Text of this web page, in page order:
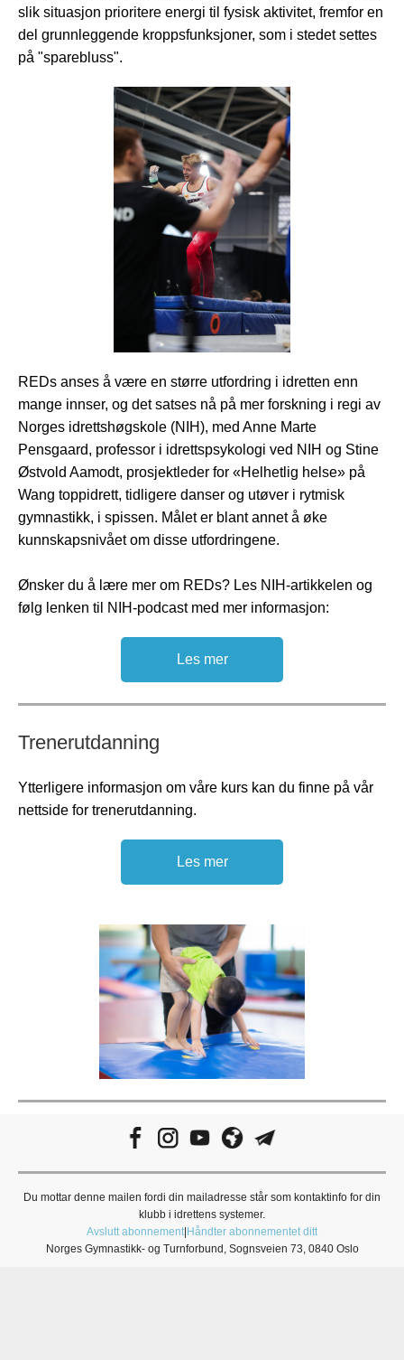
slik situasjon prioritere energi til fysisk aktivitet, fremfor en
del grunnleggende kroppsfunksjoner, som i stedet settes
på "sparebluss".
REDs anses å være en større utfordring i idretten enn
mange innser, og det satses nå på mer forskning i regi av
Norges idrettshøgskole (NIH), med Anne Marte
Pensgaard, professor i idrettspsykologi ved NIH og Stine
Østvold Aamodt, prosjektleder for «Helhetlig helse» på
Wang toppidrett, tidligere danser og utøver i rytmisk
gymnastikk, i spissen. Målet er blant annet å øke
kunnskapsnivået om disse utfordringene.
Ønsker du å lære mer om REDs? Les NIH-artikkelen og
følg lenken til NIH-podcast med mer informasjon:
Les mer
Trenerutdanning
Ytterligere informasjon om våre kurs kan du finne på vår
nettside for trenerutdanning.
Les mer
Du mottar denne mailen fordi din mailadresse står som kontaktinfo for din
klubb i idrettens systemer.
Avslutt abonnement| Håndter abonnementet ditt
Norges Gymnastikk- og Turnforbund, Sognsveien 73, 0840 Oslo